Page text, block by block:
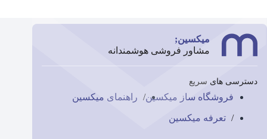
میکسین;
مشاور فروشی هوشمندانه
دسترسی های سریع
فروشگاه ساز میکسین راهنمای میکسین
تعرفه میکسین